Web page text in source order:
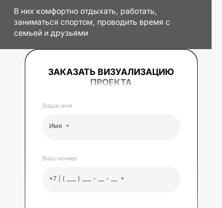
В них комфортно отдыхать, работать,
заниматься спортом, проводить время с
семьей и друзьями
ЗАКАЗАТЬ ВИЗУАЛИЗАЦИЮ
ПРОЕКТА
Ваше имя
Имя
Ваш номер
+7 | ( ___ ) ___ - __ - __